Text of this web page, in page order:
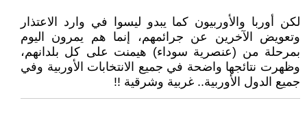
لكن أوربا والأوربيون كما يبدو ليسوا في وارد الاعتذار
وتعويض الآخرين عن جرائمهم، إنما هم يمرون اليوم
بمرحلة من (عنصرية سوداء) هيمنت على كل بلدانهم،
وظهرت نتائجها واضحة في جميع الانتخابات الأوربية وفي
جميع الدول الأوربية.. غربية وشرقية !!